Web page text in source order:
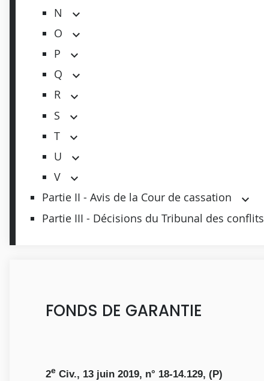
N
O
P
Q
R
S
T
U
V
Partie II - Avis de la Cour de cassation
Partie III - Décisions du Tribunal des conflits
FONDS DE GARANTIE
2e Civ., 13 juin 2019, n° 18-14.129, (P)